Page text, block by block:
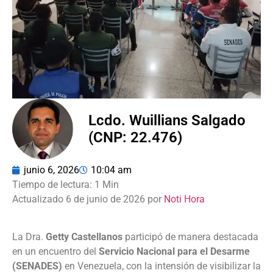
Lcdo. Wuillians Salgado
(CNP: 22.476)
junio 6, 2026 10:04 am
Actualizado 6 de junio de 2026 por Noti Hora
La Dra. Getty Castellanos participó de manera destacada
en un encuentro del Servicio Nacional para el Desarme
(SENADES) en Venezuela, con la intensión de visibilizar la